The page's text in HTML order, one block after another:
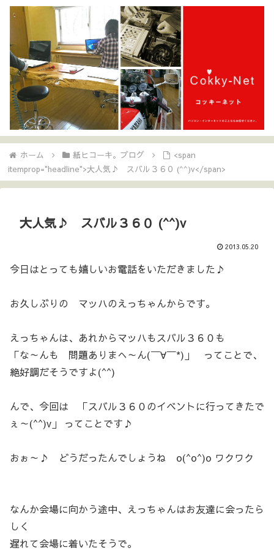
ホーム 紙ヒコーキ。ブログ
<span
itemprop="headline">大人気♪ スバル３６０ (^^)v</span>
大人気♪ スバル３６０ (^^)v
2013.05.20
今日はとっても嬉しいお電話をいただきました♪
お久しぶりの マッハのえっちゃんからです。
えっちゃんは、あれからマッハもスバル３６０も
「な～んも 問題ありまへ～ん(￣∀￣*)」 ってことで、
絶好調だそうですよ(^^)
んで、今回は 「スバル３６０のイベントに行ってきたで
ぇ～(^^)v」 ってことです♪
おぉ～♪ どうだったんでしょうね o(^o^)o ワクワク
なんか会場に向かう途中、えっちゃんはお友達に会ったら
しく
遅れて会場に着いたそうで。